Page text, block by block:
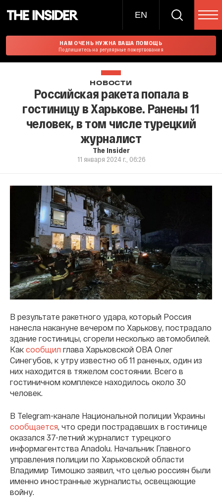
EN
НАМ ОЧЕНЬ НУЖНА ВАША ПОМОЩЬ
Подпишитесь на регулярные пожертвования
НОВОСТИ
Российская ракета попала в
гостиницу в Харькове. Ранены 11
человек, в том числе турецкий
журналист
The Insider
11 января 2024 г., 06:26
В результате ракетного удара, который Россия
нанесла накануне вечером по Харькову, пострадало
здание гостиницы, сгорели несколько автомобилей.
Как сообщил глава Харьковской ОВА Олег
Синегубов, к утру известно об 11 раненых, один из
них находится в тяжелом состоянии. Всего в
гостиничном комплексе находилось около 30
человек.
В Telegram-канале Национальной полиции Украины
сообщается , что среди пострадавших в гостинице
оказался 37-летний журналист турецкого
информагентства Anadolu. Начальник Главного
управления полиции по Харьковской области
Владимир Тимошко заявил, что целью россиян были
именно иностранные журналисты, освещающие
войну.